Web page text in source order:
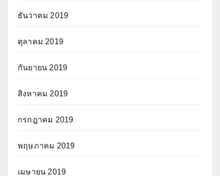
ธันวาคม 2019
ตุลาคม 2019
กันยายน 2019
สิงหาคม 2019
กรกฎาคม 2019
พฤษภาคม 2019
เมษายน 2019